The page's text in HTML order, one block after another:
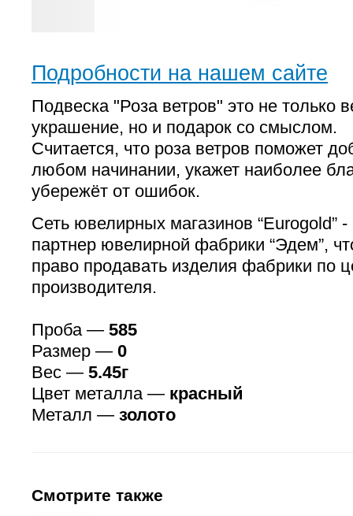
Подробности на нашем сайте
Подвеска "Роза ветров" это не только
украшение, но и подарок со смыслом.
Считается, что роза ветров поможет
любом начинании, укажет наиболее
убережёт от ошибок.
Сеть ювелирных магазинов “Eurogold”
партнер ювелирной фабрики “Эдем”,
право продавать изделия фабрики по
производителя.
Проба — 585
Размер — 0
Вес — 5.45г
Цвет металла — красный
Металл — золото
Смотрите также